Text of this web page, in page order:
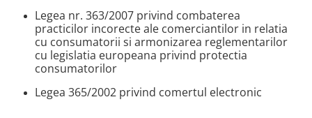
Aur Cosmetic
PALETE PROFESIONALE
Legea nr. 363/2007 privind combaterea
practicilor incorecte ale comerciantilor in relatia
cu consumatorii si armonizarea reglementarilor
cu legislatia europeana privind protectia
consumatorilor
Legea 365/2002 privind comertul electronic